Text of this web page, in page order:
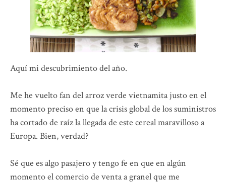
Aquí mi descubrimiento del año.
Me he vuelto fan del arroz verde vietnamita justo en el
momento preciso en que la crisis global de los suministros
ha cortado de raíz la llegada de este cereal maravilloso a
Europa. Bien, verdad?
Sé que es algo pasajero y tengo fe en que en algún
momento el comercio de venta a granel que me